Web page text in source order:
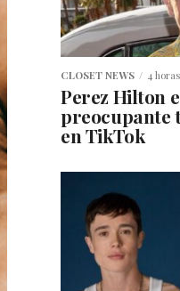
CLOSET NEWS 4
Perez Hilton
preocupante
en TikTok